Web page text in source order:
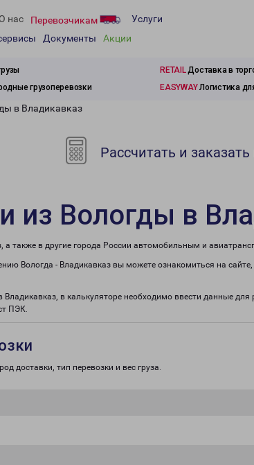
О нас Перевозчикам
Услуги
Документы Акции
RETAILДоставка в
грузоперевозки EASYWAYЛогистика
в Владикавказ
Рассчитать и
из Вологды в
а также в другие города России автомобильным и
Вологда - Владикавказ вы можете ознакомиться на
в калькуляторе необходимо ввести данные
ПЭК.
доставки, тип перевозки и вес груза.